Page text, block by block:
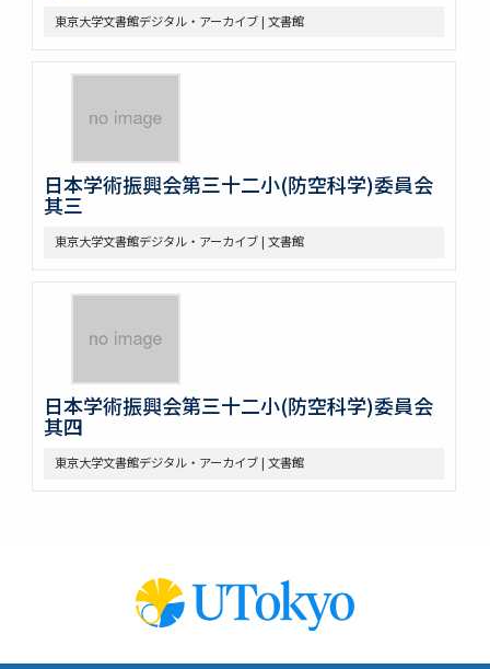
東京大学文書館デジタル・アーカイブ | 文書館
日本学術振興会第三十二小(防空科学)委員会
其三
東京大学文書館デジタル・アーカイブ | 文書館
日本学術振興会第三十二小(防空科学)委員会
其四
東京大学文書館デジタル・アーカイブ | 文書館